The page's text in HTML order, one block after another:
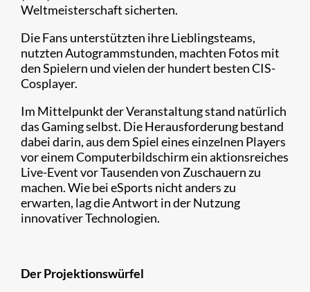
Weltmeisterschaft sicherten.
Die Fans unterstützten ihre Lieblingsteams,
nutzten Autogrammstunden, machten Fotos mit
den Spielern und vielen der hundert besten CIS-
Cosplayer.
Im Mittelpunkt der Veranstaltung stand natürlich
das Gaming selbst. Die Herausforderung bestand
dabei darin, aus dem Spiel eines einzelnen Players
vor einem Computerbildschirm ein aktionsreiches
Live-Event vor Tausenden von Zuschauern zu
machen. Wie bei eSports nicht anders zu
erwarten, lag die Antwort in der Nutzung
innovativer Technologien.
Der Projektionswürfel